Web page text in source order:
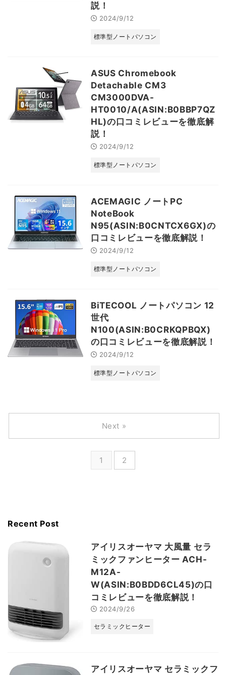
説！
2024/9/12
標準型ノートパソコン
ASUS Chromebook
Detachable CM3
CM3000DVA-
HT0010/A(ASIN:B0BBP7QZ
HL)の口コミレビューを徹底解
説！
2024/9/12
標準型ノートパソコン
ACEMAGIC ノートPC
NoteBook
N95(ASIN:B0CNTCX6GX)の
口コミレビューを徹底解説！
2024/9/12
標準型ノートパソコン
BiTECOOL ノートパソコン 12
世代
N100(ASIN:B0CRKQPBQX)
の口コミレビューを徹底解説！
2024/9/12
標準型ノートパソコン
1 2
Next »
Recent Post
アイリスオーヤマ 大風量 セラ
ミックファンヒーター ACH-
M12A-
W(ASIN:B0BDD6CL45)の口
コミレビューを徹底解説！
2024/9/26
セラミックヒーター
アイリスオーヤマ セラミックフ